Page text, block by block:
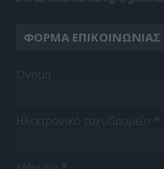
ΦΌΡΜΑ ΕΠΙΚΟΙΝΩΝΊΑΣ